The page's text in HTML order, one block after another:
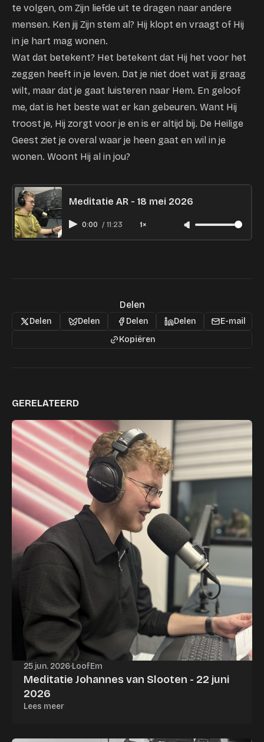
te volgen, om Zijn liefde uit te dragen naar andere
mensen. Ken jij Zijn stem al? Hij klopt en vraagt of Hij
in je hart mag wonen.
Wat dat betekent? Het betekent dat Hij het voor het
zeggen heeft in je leven. Dat je niet doet wat jij graag
wilt, maar dat je gaat luisteren naar Hem. En geloof
me, dat is het beste wat er kan gebeuren. Want Hij
troost je, Hij zorgt voor je en is er altijd bij. De Heilige
Geest ziet je overal waar je heen gaat en wil in je
wonen. Woont Hij al in jou?
Meditatie AR - 18 mei 2026
0:00 / 11:23 1×
Delen
Delen Delen Delen Delen
E-mail
Kopiëren
GERELATEERD
25 jun. 2026·LoofEm
Meditatie Johannes van Slooten - 22 juni
2026
Lees meer